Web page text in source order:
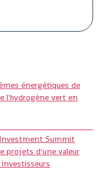
énergétiques de
l'hydrogène vert en
Summit
projets d'une valeur